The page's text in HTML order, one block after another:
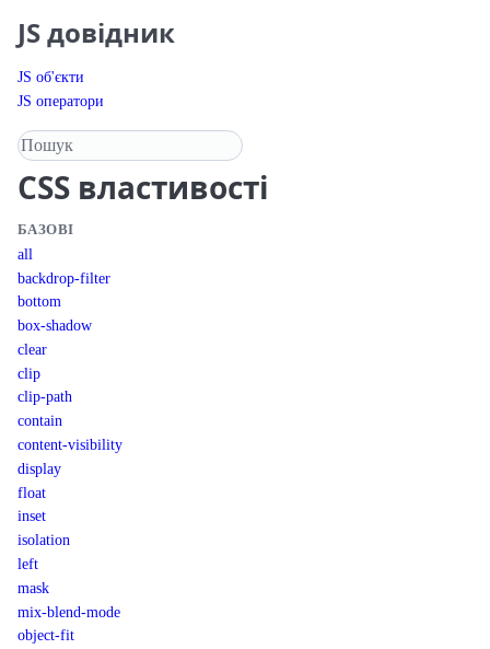
JS довідник
JS об'єкти
JS оператори
Пошук у довіднику
CSS властивості
БАЗОВІ
all
backdrop-filter
bottom
box-shadow
clear
clip
clip-path
contain
content-visibility
display
float
inset
isolation
left
mask
mix-blend-mode
object-fit